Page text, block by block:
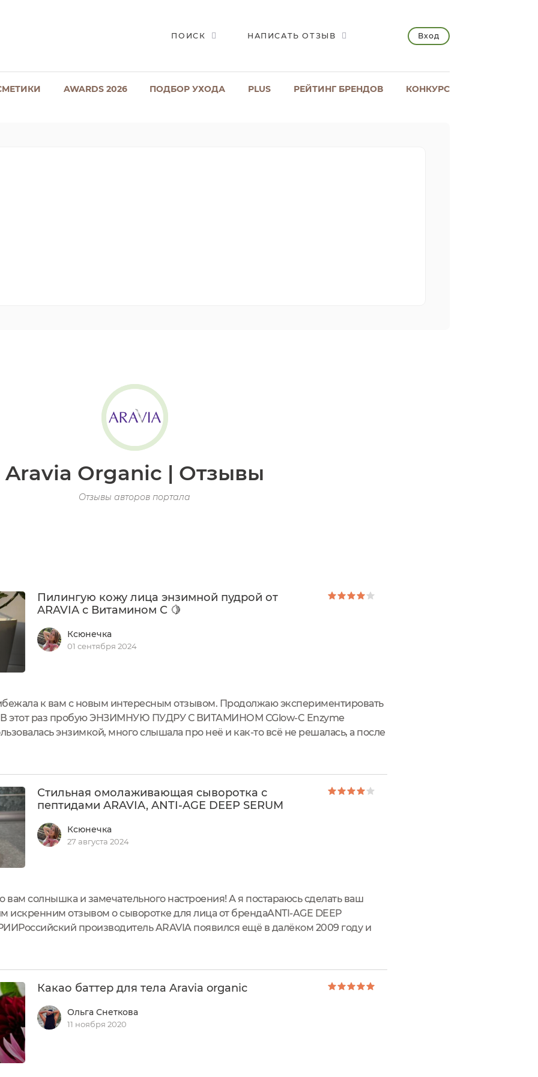
ПОИСК НАПИСАТЬ ОТЗЫВ Вход
AWARDS 2026 ПОДБОР УХОДА PLUS РЕЙТИНГ БРЕНДОВ КОНКУРС
Aravia Organic | Отзывы
Отзывы авторов портала
Пилингую кожу лица энзимной пудрой от
ARAVIA с Витамином С 🍋
Ксюнечка
01 сентября 2024
к вам с новым интересным отзывом. Продолжаю экспериментировать
В этот раз пробую ЭНЗИМНУЮ ПУДРУ С ВИТАМИНОМ СGlow-C Enzyme
энзимкой, много слышала про неё и как-то всё не решалась, а после
пожалела...
Стильная омолаживающая сыворотка с
пептидами ARAVIA, ANTI-AGE DEEP SERUM
Ксюнечка
27 августа 2024
вам солнышка и замечательного настроения! А я постараюсь сделать ваш
искренним отзывом о сыворотке для лица от брендаANTI-AGE DEEP
производитель ARAVIA появился ещё в далёком 2009 году и
одной из известных...
Какао баттер для тела Aravia organic
Ольга Снеткова
11 ноября 2020